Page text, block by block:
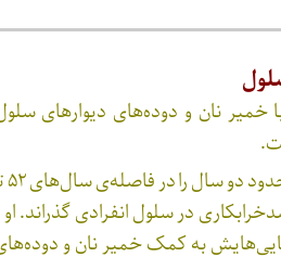
خمیر نان و دوده‌های دیوارهای
در سلول انفرادی گذراند.
به کمک خمیر نان و